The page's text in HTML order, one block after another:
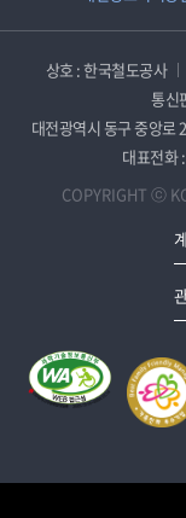
상호 : 한국철도공사
통신
대전광역시 동구 중앙로
대표전화
COPYRIGHT ⓒ